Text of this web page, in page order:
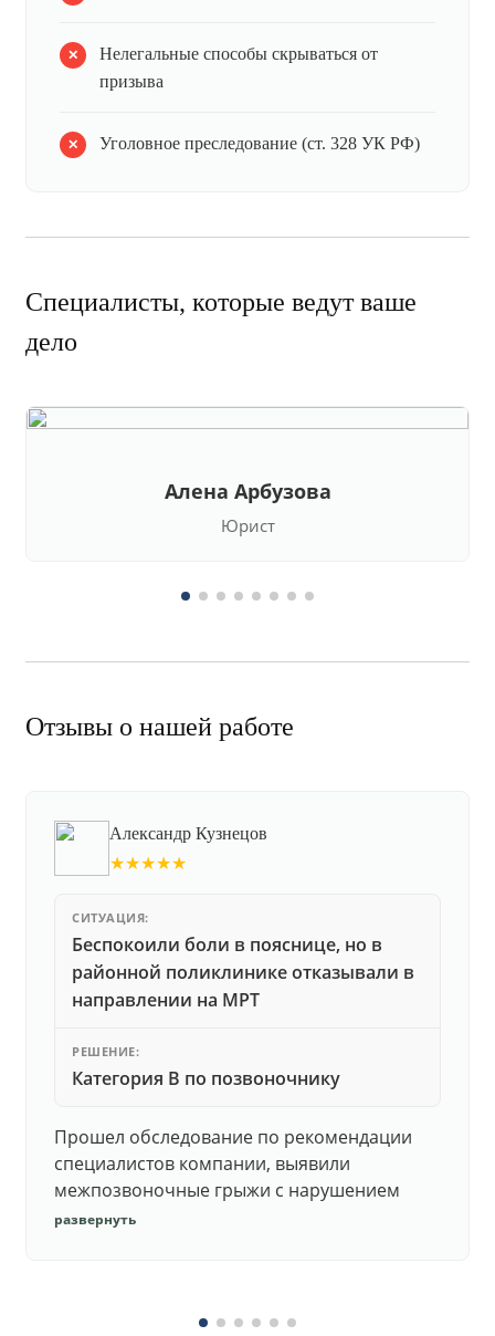
Нелегальные способы скрываться от
призыва
Уголовное преследование (ст. 328 УК РФ)
Специалисты, которые ведут ваше
дело
Алена Арбузова
Юрист
Отзывы о нашей работе
Александр Кузнецов
★★★★★
СИТУАЦИЯ:
Беспокоили боли в пояснице, но в
районной поликлинике отказывали в
направлении на МРТ
РЕШЕНИЕ:
Категория В по позвоночнику
Прошел обследование по рекомендации
специалистов компании, выявили
межпозвоночные грыжи с нарушением
функций. Юристы подготовили документы,
развернуть